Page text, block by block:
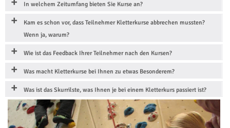
In welchem Zeitumfang bieten Sie Kurse an?
Kam es schon vor, dass Teilnehmer Kletterkurse abbrechen mussten?
Wenn ja, warum?
Wie ist das Feedback Ihrer Teilnehmer nach den Kursen?
Was macht Kletterkurse bei Ihnen zu etwas Besonderem?
Was ist das Skurrilste, was Ihnen je bei einem Kletterkurs passiert ist?